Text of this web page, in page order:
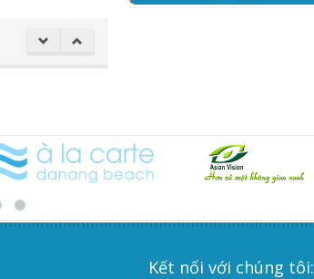
Kết nối với chúng tôi: